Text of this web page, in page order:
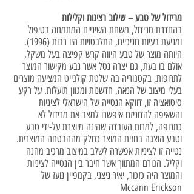
מרידול של טבע – שילוב רצינות וקלילות
בהחדרת מרידול, משחת השיניים המתמחה בטיפול
ומניעת בעיות חניכיים, התלבטויות היו רבות (1996).
היותה מוצר של טבע היווה קרש קפיצה בעל משקל,
אולם בו בעת, גם יצרה נטל אשר נבע מקישור המוצר
לתרופות, בקטגוריה בה שלטת קולגייט המציעה מוצרים
בעלי מיצוב של הנאה, חדשנות ומגוון תועלות. על רקע
סיטואציה זו, דווקא הנטייה של הישראלי לציניות
והשאיפה להדוניזם איפשרו למצב את מרידול לא
כתרופה, למרות העובדה שהינה מיוצרת על-ידי טבע
וטבע הוצגה בחזית המוצר כחלק מההבטחה המוצרית.
נטייה זו לציניות אפשרה לשלב במיצוב מרכיב מהנה
וקליל. הגורם המתווך אשר חיבר בין הנטייה לציניות
והמוצר היה כזכור, יאיר ניצני, בקמפיין נועז של
Mccann Erickson